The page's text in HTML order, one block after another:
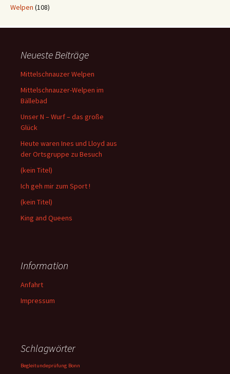
Welpen (108)
Neueste Beiträge
Mittelschnauzer Welpen
Mittelschnauzer-Welpen im
Bällebad
Unser N – Wurf – das große
Glück
Heute waren Ines und Lloyd aus
der Ortsgruppe zu Besuch
(kein Titel)
Ich geh mir zum Sport !
(kein Titel)
King and Queens
Information
Anfahrt
Impressum
Schlagwörter
Begleitundeprüfung Bonn